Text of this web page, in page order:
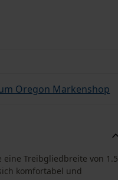
Oregon Markenshop
eine Treibgliedbreite von 1.5
komfortabel und